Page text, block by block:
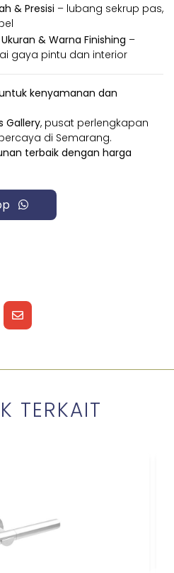
& Presisi – lubang sekrup pas,
& Warna Finishing –
gaya pintu dan interior
untuk kenyamanan dan
Gallery, pusat perlengkapan
di Semarang.
terbaik dengan harga
on LinkedIn
Share on Mail
TERKAIT